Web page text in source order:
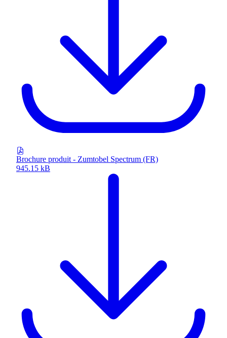
Brochure produit - Zumtobel Spectrum (FR)
945.15 kB